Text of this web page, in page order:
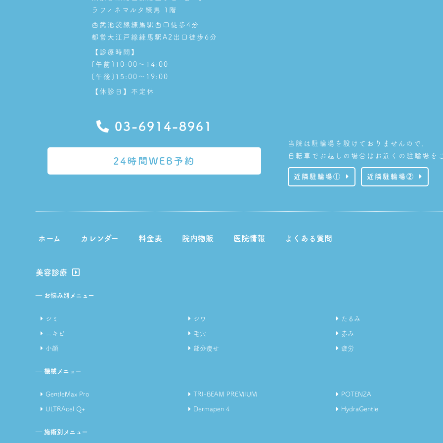
ラフィネマルタ練馬 1階
西武池袋線練馬駅西口徒歩4分
都営大江戸線練馬駅A2出口徒歩6分
【診療時間】
[午前]10:00～14:00
[午後]15:00～19:00
【休診日】不定休
03-6914-8961
24時間WEB予約
当院は駐輪場を設けておりませんので、
自転車でお越しの場合はお近くの駐輪場を
近隣駐輪場① 近隣駐輪場②
ホーム カレンダー 料金表 院内物販 医院情報 よくある質問
美容診療
― お悩み別メニュー
シミ シワ たるみ
ニキビ 毛穴 赤み
小顔 部分痩せ 疲労
― 機械メニュー
GentleMax Pro TRI-BEAM PREMIUM POTENZA
ULTRAcel Q+ Dermapen 4 HydraGentle
― 施術別メニュー